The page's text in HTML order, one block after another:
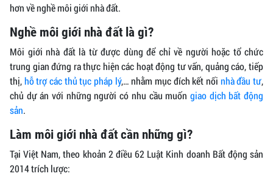
hơn về nghề môi giới nhà đất.
Nghề môi giới nhà đất là gì?
Môi giới nhà đất là từ được dùng để chỉ về người hoặc tổ chức
trung gian đứng ra thực hiện các hoạt động tư vấn, quảng cáo, tiếp
thị,hỗ trợ các thủ tục pháp lý,… nhằm mục đích kết nối nhà đầu tư,
chủ dự án với những người có nhu cầu muốn giao dịch bất động
sản.
Làm môi giới nhà đất cần những gì?
Tại Việt Nam, theo khoản 2 điều 62 Luật Kinh doanh Bất động sản
2014 trích lược: